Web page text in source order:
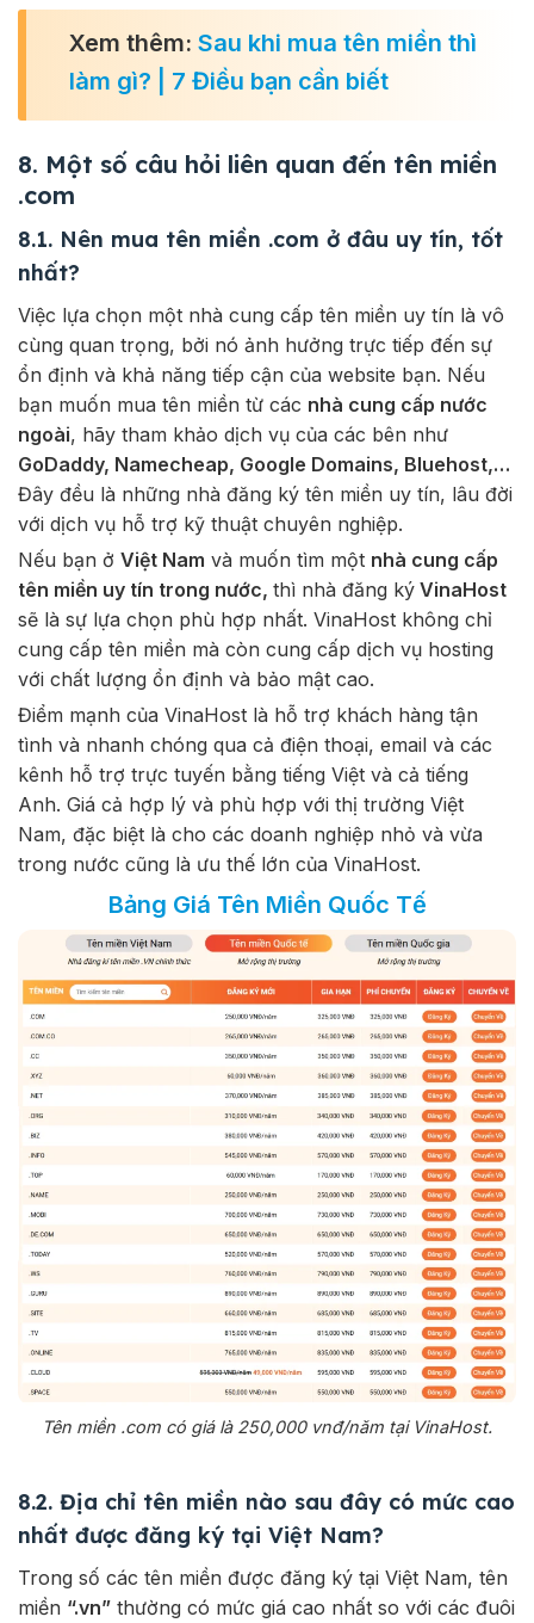
Xem thêm: Sau khi mua tên miền thì
làm gì? | 7 Điều bạn cần biết
8. Một số câu hỏi liên quan đến tên miền
.com
8.1. Nên mua tên miền .com ở đâu uy tín, tốt
nhất?
Việc lựa chọn một nhà cung cấp tên miền uy tín là vô
cùng quan trọng, bởi nó ảnh hưởng trực tiếp đến sự
ổn định và khả năng tiếp cận của website bạn. Nếu
bạn muốn mua tên miền từ các nhà cung cấp nước
ngoài, hãy tham khảo dịch vụ của các bên như
GoDaddy, Namecheap, Google Domains, Bluehost,…
Đây đều là những nhà đăng ký tên miền uy tín, lâu đời
với dịch vụ hỗ trợ kỹ thuật chuyên nghiệp.
Nếu bạn ở Việt Nam và muốn tìm một nhà cung cấp
tên miền uy tín trong nước, thì nhà đăng ký VinaHost
sẽ là sự lựa chọn phù hợp nhất. VinaHost không chỉ
cung cấp tên miền mà còn cung cấp dịch vụ hosting
với chất lượng ổn định và bảo mật cao.
Điểm mạnh của VinaHost là hỗ trợ khách hàng tận
tình và nhanh chóng qua cả điện thoại, email và các
kênh hỗ trợ trực tuyến bằng tiếng Việt và cả tiếng
Anh. Giá cả hợp lý và phù hợp với thị trường Việt
Nam, đặc biệt là cho các doanh nghiệp nhỏ và vừa
trong nước cũng là ưu thế lớn của VinaHost.
Bảng Giá Tên Miền Quốc Tế
Tên miền .com có giá là 250,000 vnđ/năm tại VinaHost.
8.2. Địa chỉ tên miền nào sau đây có mức cao
nhất được đăng ký tại Việt Nam?
Trong số các tên miền được đăng ký tại Việt Nam, tên
miền “.vn” thường có mức giá cao nhất so với các đuôi